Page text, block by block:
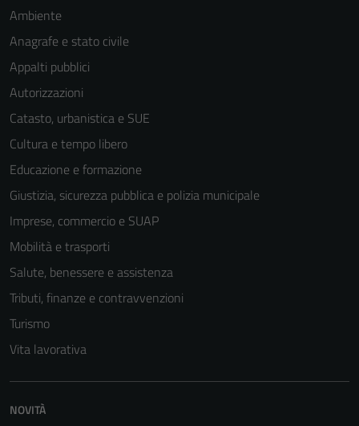
Ambiente
Anagrafe e stato civile
Appalti pubblici
Autorizzazioni
Catasto, urbanistica e SUE
Cultura e tempo libero
Educazione e formazione
Giustizia, sicurezza pubblica e polizia municipale
Imprese, commercio e SUAP
Mobilità e trasporti
Salute, benessere e assistenza
Tributi, finanze e contravvenzioni
Turismo
Vita lavorativa
NOVITÀ